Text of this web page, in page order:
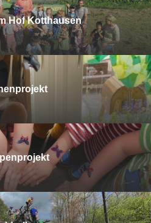
Hof Kotthausen